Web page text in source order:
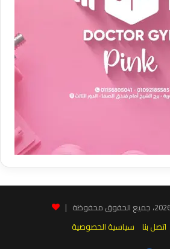
اتصل بنا سياسية الخصوصية